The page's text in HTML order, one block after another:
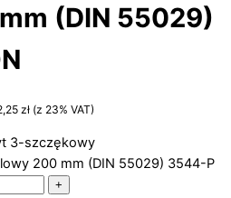
(DIN 55029)
zł (z 23% VAT)
3-szczękowy
200 mm (DIN 55029) 3544-P
+